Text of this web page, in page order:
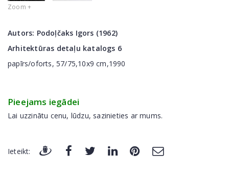
Zoom +
Autors: Podoļčaks Igors (1962)
Arhitektūras detaļu katalogs 6
papīrs/oforts, 57/75,10x9 cm,1990
Pieejams iegādei
Lai uzzinātu cenu, lūdzu, sazinieties ar mums.
Ieteikt: